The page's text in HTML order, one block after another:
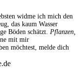
widme ich mich den
das kaum Wasser
Böden schätzt. Pflanzen,
mit mir
möchtest, melde dich